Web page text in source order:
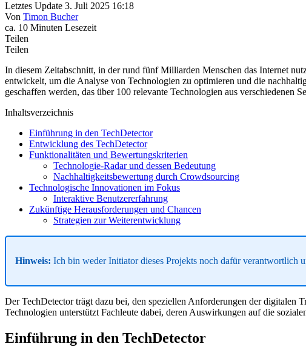
Letztes Update 3. Juli 2025 16:18
Von Timon Bucher
ca. 10 Minuten Lesezeit
Teilen
Teilen
In diesem Zeitabschnitt, in der rund fünf Milliarden Menschen das Internet
entwickelt, um die Analyse von Technologien zu optimieren und die
geschaffen werden, das über 100 relevante Technologien aus verschiedenen
Inhaltsverzeichnis
Einführung in den TechDetector
Entwicklung des TechDetector
Funktionalitäten und Bewertungskriterien
Technologie-Radar und dessen Bedeutung
Nachhaltigkeitsbewertung durch Crowdsourcing
Technologische Innovationen im Fokus
Interaktive Benutzererfahrung
Zukünftige Herausforderungen und Chancen
Strategien zur Weiterentwicklung
Hinweis: Ich bin weder Initiator dieses Projekts noch dafür verantwortlich
Der TechDetector trägt dazu bei, den speziellen Anforderungen der digitalen
Technologien unterstützt Fachleute dabei, deren Auswirkungen auf die
Einführung in den TechDetector